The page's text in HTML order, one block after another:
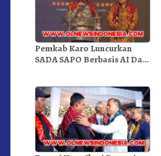
Pemkab Karo Luncurkan
SADA SAPO Berbasis AI Dan